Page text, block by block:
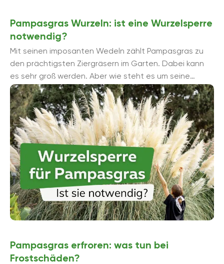
Pampasgras Wurzeln: ist eine Wurzelsperre
notwendig?
Mit seinen imposanten Wedeln zählt Pampasgras zu
den prächtigsten Ziergräsern im Garten. Dabei kann
es sehr groß werden. Aber wie steht es um seine
unterirdische Ausbreitung? Benö...
Pampasgras erfroren: was tun bei
Frostschäden?